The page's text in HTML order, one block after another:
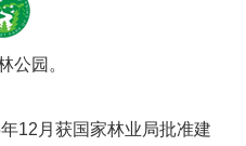
公园。
月获国家林业局批准建